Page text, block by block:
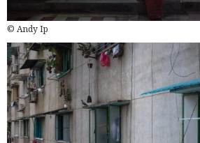
© Andy Ip